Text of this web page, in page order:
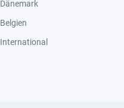
Dänemark
Belgien
International